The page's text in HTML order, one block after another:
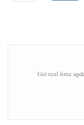
Get real time